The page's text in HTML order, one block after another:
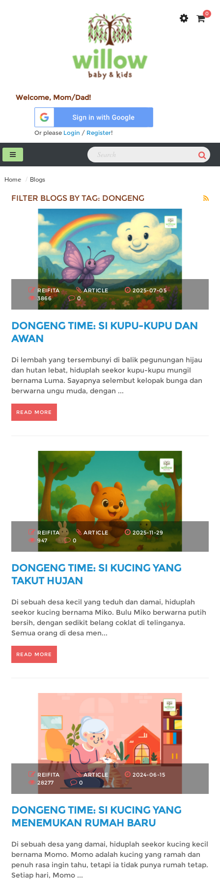
0
Welcome, Mom/Dad!
Or please Login / Register!
Home Blogs
FILTER BLOGS BY TAG: DONGENG
REIFITA ARTICLE
2025-07-05
3866
0
DONGENG TIME: SI KUPU-KUPU DAN
AWAN
Di lembah yang tersembunyi di balik pegunungan hijau
dan hutan lebat, hiduplah seekor kupu-kupu mungil
bernama Luma. Sayapnya selembut kelopak bunga dan
berwarna ungu muda, dengan ...
READ MORE
REIFITA ARTICLE
2025-11-29
947
0
DONGENG TIME: SI KUCING YANG
TAKUT HUJAN
Di sebuah desa kecil yang teduh dan damai, hiduplah
seekor kucing bernama Miko. Bulu Miko berwarna putih
bersih, dengan sedikit belang coklat di telinganya.
Semua orang di desa men...
READ MORE
REIFITA ARTICLE
2024-06-15
28277
0
DONGENG TIME: SI KUCING YANG
MENEMUKAN RUMAH BARU
Di sebuah desa yang damai, hiduplah seekor kucing kecil
bernama Momo. Momo adalah kucing yang ramah dan
penuh rasa ingin tahu, tetapi ia tidak punya rumah tetap.
Setiap hari, Momo ...